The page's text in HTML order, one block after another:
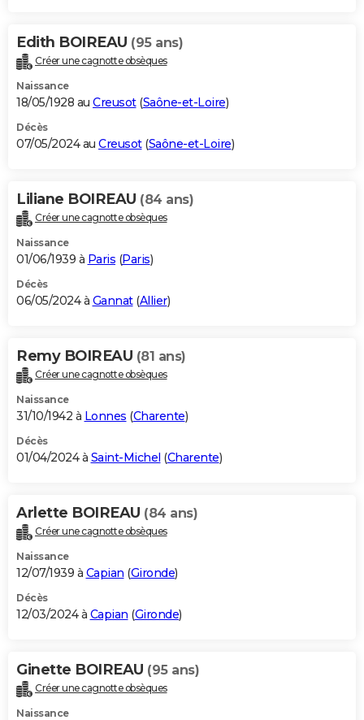
Edith BOIREAU (95 ans)
Créer une cagnotte obsèques
Naissance
18/05/1928 au Creusot(Saône-et-Loire)
Décès
07/05/2024 au Creusot(Saône-et-Loire)
Liliane BOIREAU (84 ans)
Créer une cagnotte obsèques
Naissance
01/06/1939 à Paris (Paris)
Décès
06/05/2024 à Gannat(Allier)
Remy BOIREAU (81 ans)
Créer une cagnotte obsèques
Naissance
31/10/1942 à Lonnes (Charente)
Décès
01/04/2024 à Saint-Michel (Charente)
Arlette BOIREAU (84 ans)
Créer une cagnotte obsèques
Naissance
12/07/1939 à Capian (Gironde)
Décès
12/03/2024 à Capian (Gironde)
Ginette BOIREAU (95 ans)
Créer une cagnotte obsèques
Naissance